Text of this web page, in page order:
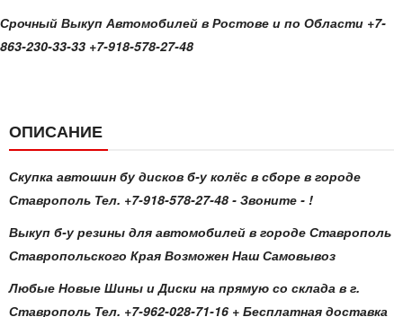
Срочный Выкуп Автомобилей в Ростове и по Области +7-
863-230-33-33 +7-918-578-27-48
ОПИСАНИЕ
Скупка автошин бу дисков б-у колёс в сборе в городе
Ставрополь Тел. +7-918-578-27-48 - Звоните - !
Выкуп б-у резины для автомобилей в городе Ставрополь
Ставропольского Края Возможен Наш Самовывоз
Любые Новые Шины и Диски на прямую со склада в г.
Ставрополь Тел. +7-962-028-71-16 + Бесплатная доставка